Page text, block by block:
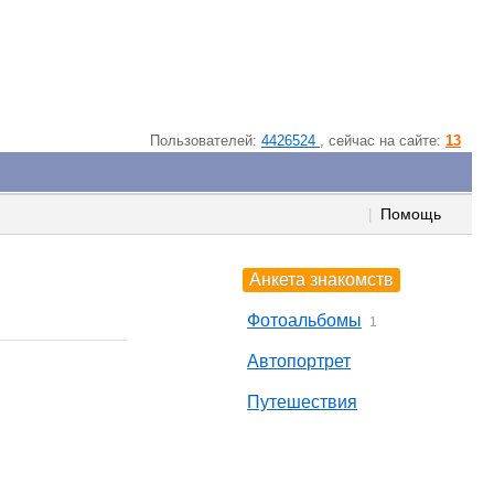
Пользователей: 4426524 , cейчас на сайте: 13
Помощь
Анкета знакомств
Фотоальбомы 1
Автопортрет
Путешествия